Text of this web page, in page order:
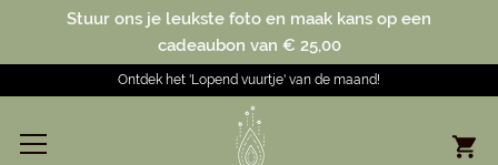
Stuur ons je leukste foto en maak kans op een
cadeaubon van € 25,00
Ontdek het 'Lopend vuurtje' van de maand!